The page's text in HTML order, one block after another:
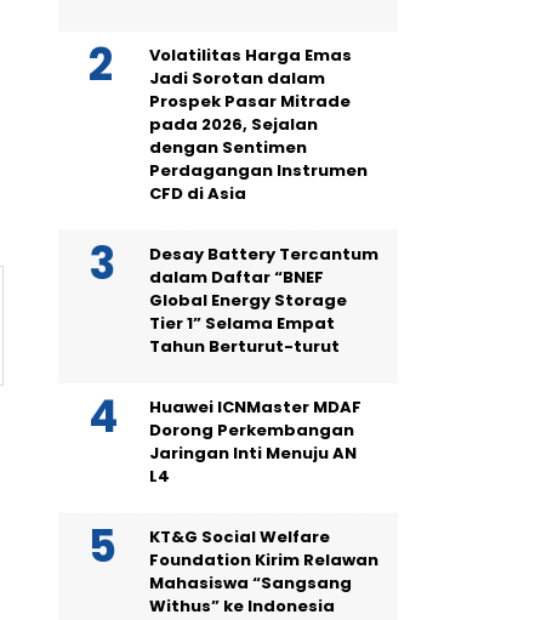
Volatilitas Harga Emas
Jadi Sorotan dalam
Prospek Pasar Mitrade
pada 2026, Sejalan
dengan Sentimen
Perdagangan Instrumen
CFD di Asia
Desay Battery Tercantum
dalam Daftar “BNEF
Global Energy Storage
Tier 1” Selama Empat
Tahun Berturut-turut
Huawei ICNMaster MDAF
Dorong Perkembangan
Jaringan Inti Menuju AN
L4
KT&G Social Welfare
Foundation Kirim Relawan
Mahasiswa “Sangsang
Withus” ke Indonesia